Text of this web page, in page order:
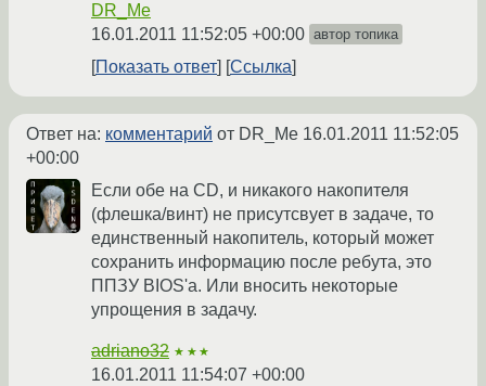
DR_Me
16.01.2011 11:52:05 +00:00 автор топика
Показать ответ Ссылка
Ответ на: комментарий от DR_Me 16.01.2011 11:52:05
+00:00
Если обе на CD, и никакого накопителя
(флешка/винт) не присутсвует в задаче, то
единственный накопитель, который может
сохранить информацию после ребута, это
ППЗУ BIOS'a. Или вносить некоторые
упрощения в задачу.
adriano32 ★★★
16.01.2011 11:54:07 +00:00